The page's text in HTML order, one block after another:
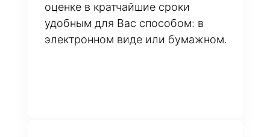
оценке в кратчайшие сроки
удобным для Вас способом: в
электронном виде или бумажном.